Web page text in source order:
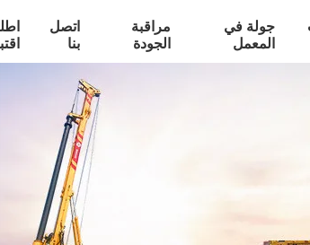
جولة في
المعمل
مراقبة
الجودة
اتصل
بنا